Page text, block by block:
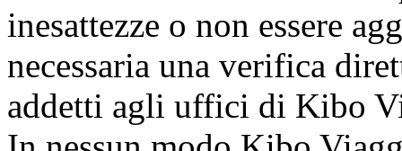
inesattezze o non essere
necessaria una verifica
addetti agli uffici di Kibo